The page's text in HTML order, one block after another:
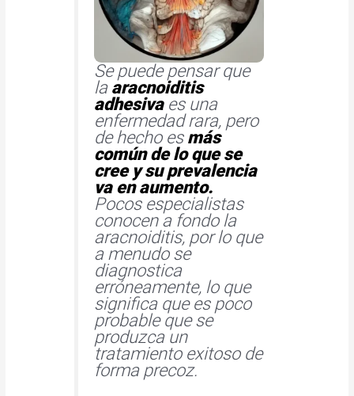
Se puede pensar que
la aracnoiditis
adhesivaes una
enfermedad rara, pero
de hecho es más
común de lo que se
cree y su prevalencia
va en aumento.
Pocos especialistas
conocen a fondo la
aracnoiditis, por lo que
a menudo se
diagnostica
erróneamente, lo que
significa que es poco
probable que se
produzca un
tratamiento exitoso de
forma precoz.